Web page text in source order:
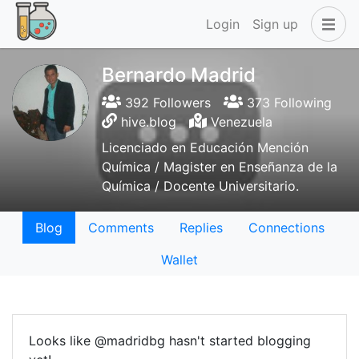
Login Sign up
Bernardo Madrid
392 Followers
373 Following
hive.blog
Venezuela
Licenciado en Educación Mención
Química / Magister en Enseñanza de la
Química / Docente Universitario.
Blog Comments Replies
Connections
Wallet
Looks like @madridbg hasn't started blogging